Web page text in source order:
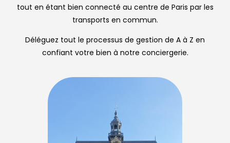
tout en étant bien connecté au centre de Paris par les
transports en commun.
Déléguez tout le processus de gestion de A à Z en
confiant votre bien à notre conciergerie.